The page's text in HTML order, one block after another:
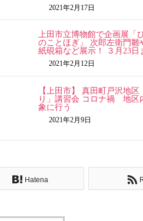
2021年2月17日
上田市立博物館で企画展「
のことほぎ」 次郎左衛門雛
紙硯箱など展示！ ３月23日
2021年2月12日
【上田市】 真田町戸沢地区
り」講習会 コロナ禍 地区
象に行う
2021年2月9日
Hatena